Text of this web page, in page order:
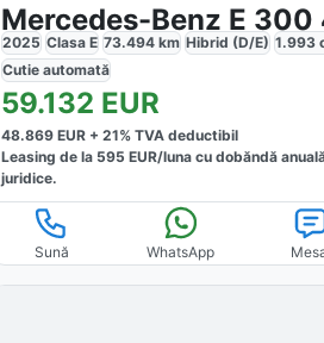
2025 Clasa E 73.494km Hibrid (D/E) 1.993
Cutie automată
59.132 EUR
48.869EUR + 21% TVA deductibil
Leasing de la 595 EUR/lunacu dobăndă
juridice.
Sună WhatsApp